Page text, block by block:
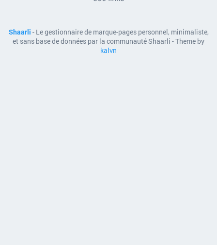
Shaarli - Le gestionnaire de marque-pages personnel, minimaliste,
et sans base de données par la communauté Shaarli - Theme by
kalvn